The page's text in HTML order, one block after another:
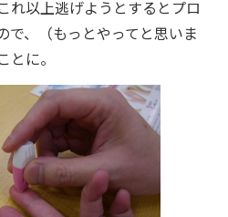
れ以上逃げようとするとプロ
で、（もっとやってと思いま
に。